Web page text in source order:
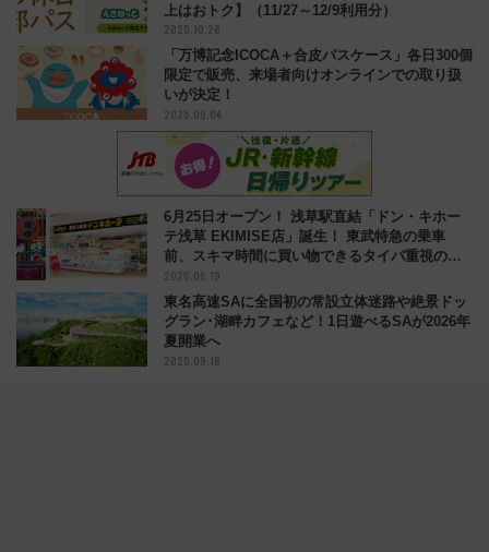
上はおトク】（11/27～12/9利用分）
2025.10.28
「万博記念ICOCA＋合皮パスケース」各日300個
限定で販売、来場者向けオンラインでの取り扱
いが決定！
2025.09.04
6月25日オープン！ 浅草駅直結「ドン・キホー
テ浅草 EKIMISE店」誕生！ 東武特急の乗車
前、スキマ時間に買い物できるタイパ重視の新
拠点
2026.06.19
東名高速SAに全国初の常設立体迷路や絶景ドッ
グラン･湖畔カフェなど！1日遊べるSAが2026年
夏開業へ
2025.09.18